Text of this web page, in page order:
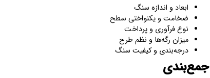
ابعاد و اندازه سنگ
ضخامت و یکنواختی سطح
نوع فرآوری و پرداخت
میزان رگه‌ها و نظم طرح
درجه‌بندی و کیفیت سنگ
جمع‌بندی